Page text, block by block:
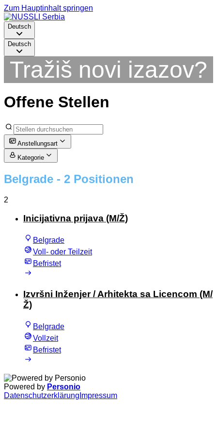
Zum Hauptinhalt springen
Deutsch
Deutsch
Tražiš novi izazov?
Offene Stellen
Anstellungsart
Kategorie
Belgrade - 2 Positionen
2
Inicijativna prijava (M/Ž)
Belgrade
Voll- oder Teilzeit
Befristet
Izvršni Inženjer / Arhitekta sa Licencom (M/
Ž)
Belgrade
Vollzeit
Befristet
Powered by Personio
Datenschutzerklärung Impressum